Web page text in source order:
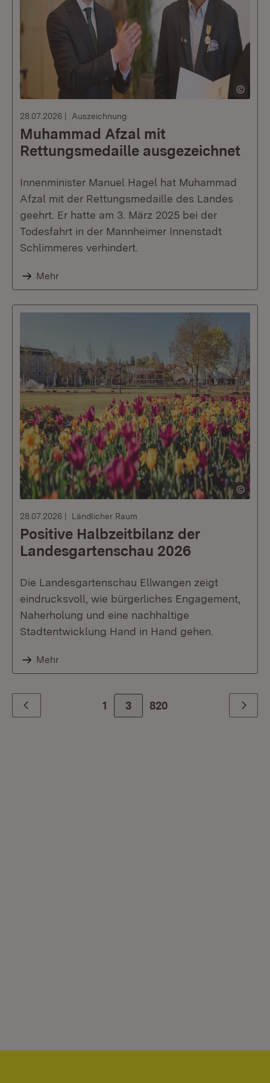
28.07.2026 Auszeichnung
Muhammad Afzal mit
Rettungsmedaille ausgezeichnet
Innenminister Manuel Hagel hat Muhammad
Afzal mit der Rettungsmedaille des Landes
geehrt. Er hatte am 3. März 2025 bei der
Todesfahrt in der Mannheimer Innenstadt
Schlimmeres verhindert.
Mehr
28.07.2026 Ländlicher Raum
Positive Halbzeitbilanz der
Landesgartenschau 2026
Die Landesgartenschau Ellwangen zeigt
eindrucksvoll, wie bürgerliches Engagement,
Naherholung und eine nachhaltige
Stadtentwicklung Hand in Hand gehen.
Mehr
Zurück 1 3 Zur letzte Seite
820 Weiter